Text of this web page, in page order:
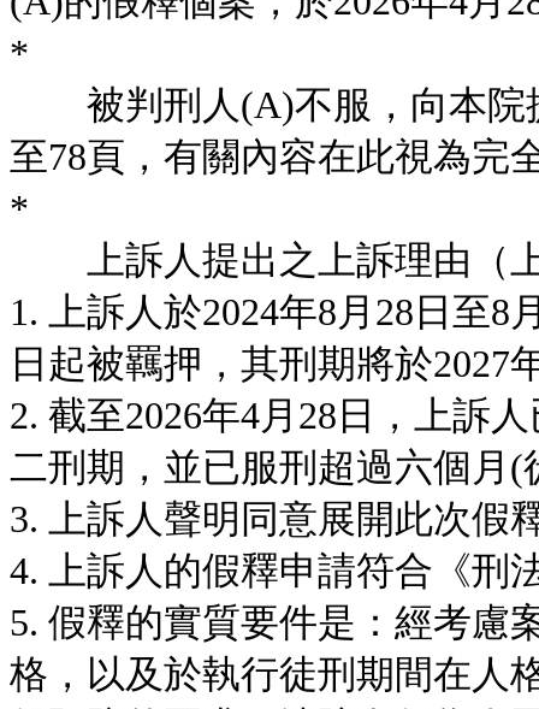
*
被判刑人(A)不服，向本院
至78頁，有關內容在此視為完
*
上訴人提出之上訴理由（上
1. 上訴人於2024年8月28日至
日起被羈押，其刑期將於2027
2. 截至2026年4月28日，上訴
二刑期，並已服刑超過六個月
3. 上訴人聲明同意展開此次假
4. 上訴人的假釋申請符合《刑
5. 假釋的實質要件是：經考慮
格，以及於執行徒刑期間在人